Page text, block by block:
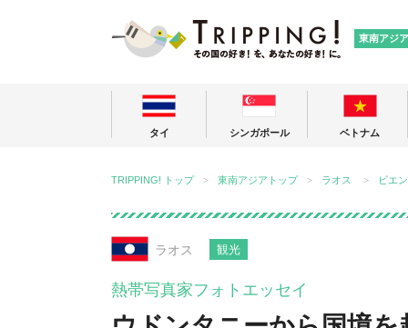
東南アジア
タイ シンガポール ベトナム
TRIPPING! トップ 東南アジアトップ ラオス ビエ
ラオス 観光
熱帯写真家フォトエッセイ